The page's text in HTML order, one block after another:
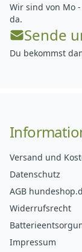
Wir sind von Mo
da.
Sende
Du bekommst
Versand und
Datenschutz
AGB
Widerrufsrecht
Impressum